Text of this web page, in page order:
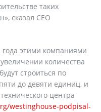
таких
сказал CEO
этими компаниями
количества
строиться по
до девяти единиц, и
центра
westinghouse-podpisal-